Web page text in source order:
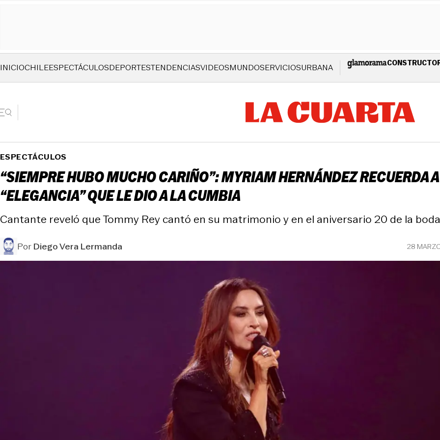
INICIOCHILEESPECTÁCULOSDEPORTESTENDENCIASVIDEOSMUNDOSERVICIOSURBANA
ESPECTÁCULOS
“SIEMPRE HUBO MUCHO CARIÑO”: MYRIAM HERNÁNDEZ RECUERDA
“ELEGANCIA” QUE LE DIO A LA CUMBIA
Cantante reveló que Tommy Rey cantó en su matrimonio y en el aniversario 20 de la
PorDiego Vera Lermanda 28